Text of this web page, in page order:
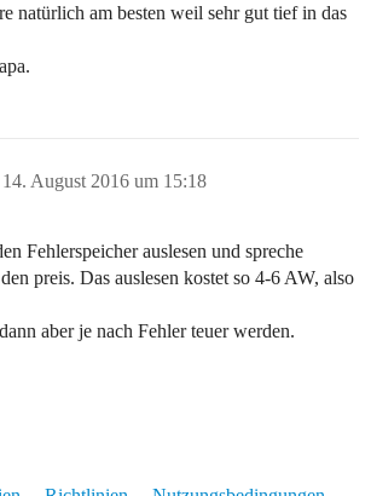
natürlich am besten weil sehr gut tief in das
14. August 2016 um 15:18
Fehlerspeicher auslesen und spreche
preis. Das auslesen kostet so 4-6 AW, also
aber je nach Fehler teuer werden.